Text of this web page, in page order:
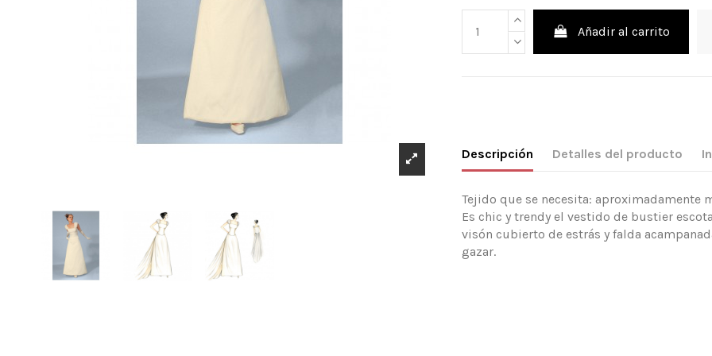
Añadir al carrito
Descripción Detalles del producto
Tejido que se necesita: aproximadamente
Es chic y trendy el vestido de bustier
visón cubierto de estrás y falda
gazar.